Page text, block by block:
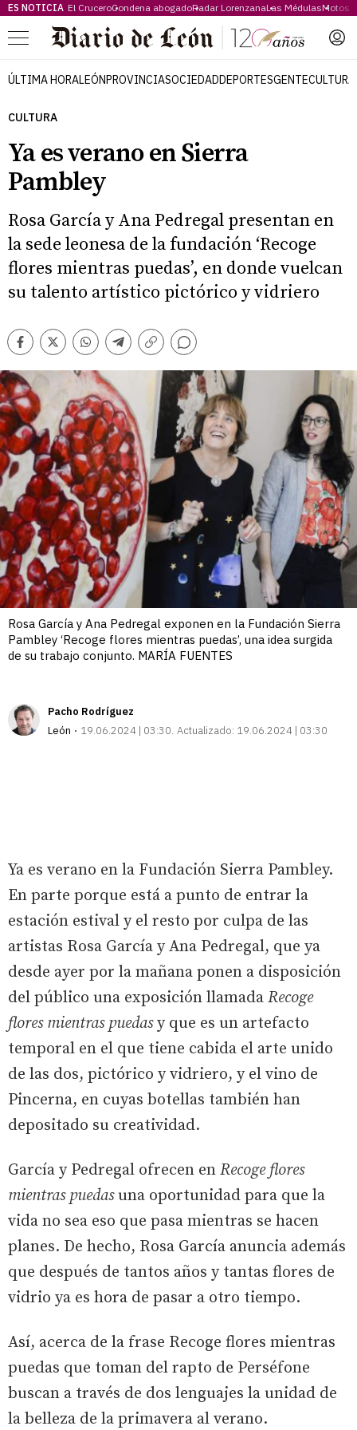
ES NOTICIA El CruceroCondena abogadoRadar LorenzanaLas MédulasMotos
Menú
ÚLTIMA HORALEÓNPROVINCIASOCIEDADDEPORTESGENTECULTURA
CULTURA
Ya es verano en Sierra
Pambley
Rosa García y Ana Pedregal presentan en
la sede leonesa de la fundación ‘Recoge
flores mientras puedas’, en donde vuelcan
su talento artístico pictórico y vidriero
Facebook
TwitterWhatsappTelegram
Copiar
Comentarios
Rosa García y Ana Pedregal exponen en la Fundación Sierra
Pambley ‘Recoge flores mientras puedas’, una idea surgida
de su trabajo conjunto. MARÍA FUENTES
Pacho Rodríguez
León
19.06.2024 | 03:30 Actualizado: 19.06.2024 | 03:30
Ya es verano en la Fundación Sierra Pambley.
En parte porque está a punto de entrar la
estación estival y el resto por culpa de las
artistas Rosa García y Ana Pedregal, que ya
desde ayer por la mañana ponen a disposición
del público una exposición llamada Recoge
flores mientras puedasy que es un artefacto
temporal en el que tiene cabida el arte unido
de las dos, pictórico y vidriero, y el vino de
Pincerna, en cuyas botellas también han
depositado su creatividad.
García y Pedregal ofrecen en Recoge flores
mientras puedasuna oportunidad para que la
vida no sea eso que pasa mientras se hacen
planes. De hecho, Rosa García anuncia además
que después de tantos años y tantas flores de
vidrio ya es hora de pasar a otro tiempo.
Así, acerca de la frase Recoge flores mientras
puedas que toman del rapto de Perséfone
buscan a través de dos lenguajes la unidad de
la belleza de la primavera al verano.